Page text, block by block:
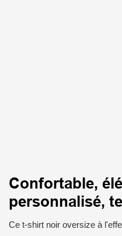
Confortable,
personnalisé,
Ce t-shirt noir oversize à